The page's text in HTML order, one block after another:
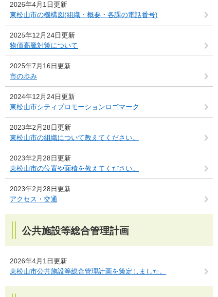
2026年4月1日更新
東松山市の機構図(組織・概要・各課の電話番号)
2025年12月24日更新
物価高騰対策について
2025年7月16日更新
市の歩み
2024年12月24日更新
東松山市シティプロモーションロゴマーク
2023年2月28日更新
東松山市の組織について教えてください。
2023年2月28日更新
東松山市の位置や面積を教えてください。
2023年2月28日更新
アクセス・交通
公共施設等総合管理計画
2026年4月1日更新
東松山市公共施設等総合管理計画を策定しました。